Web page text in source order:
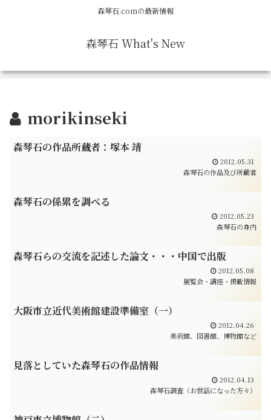
森琴石.comの最新情報
森琴石 What's New
morikinseki
森琴石の作品所蔵者：塚本 靖
2012.05.31
森琴石の作品及び所蔵者
森琴石の係累を調べる
2012.05.23
森琴石の身内
森琴石らの交流を記述した論文・・・中国で出版
2012.05.08
展覧会・講座・掲載情報
大阪市立近代美術館建設準備室（一）
2012.04.26
美術館、図書館、博物館など
見落としていた森琴石の作品情報
2012.04.13
森琴石調査（お世話になった方々）